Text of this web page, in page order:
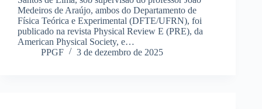
Medeiros de Araújo, ambos do Departamento de
Física Teórica e Experimental (DFTE/UFRN), foi
publicado na revista Physical Review E (PRE), da
American Physical Society, e…
PPGF
3 de dezembro de 2025